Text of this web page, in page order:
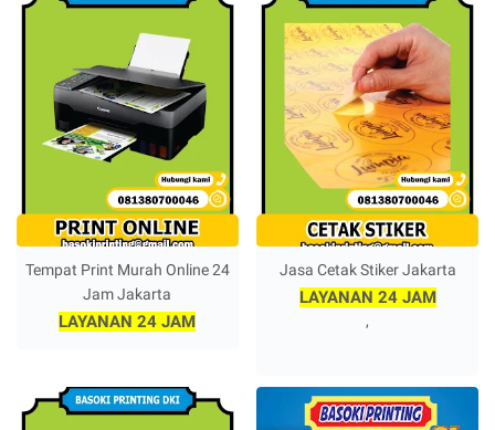
Tempat Print Murah Online 24
Jam Jakarta
LAYANAN 24 JAM
Jasa Cetak Stiker Jakarta
LAYANAN 24 JAM
,